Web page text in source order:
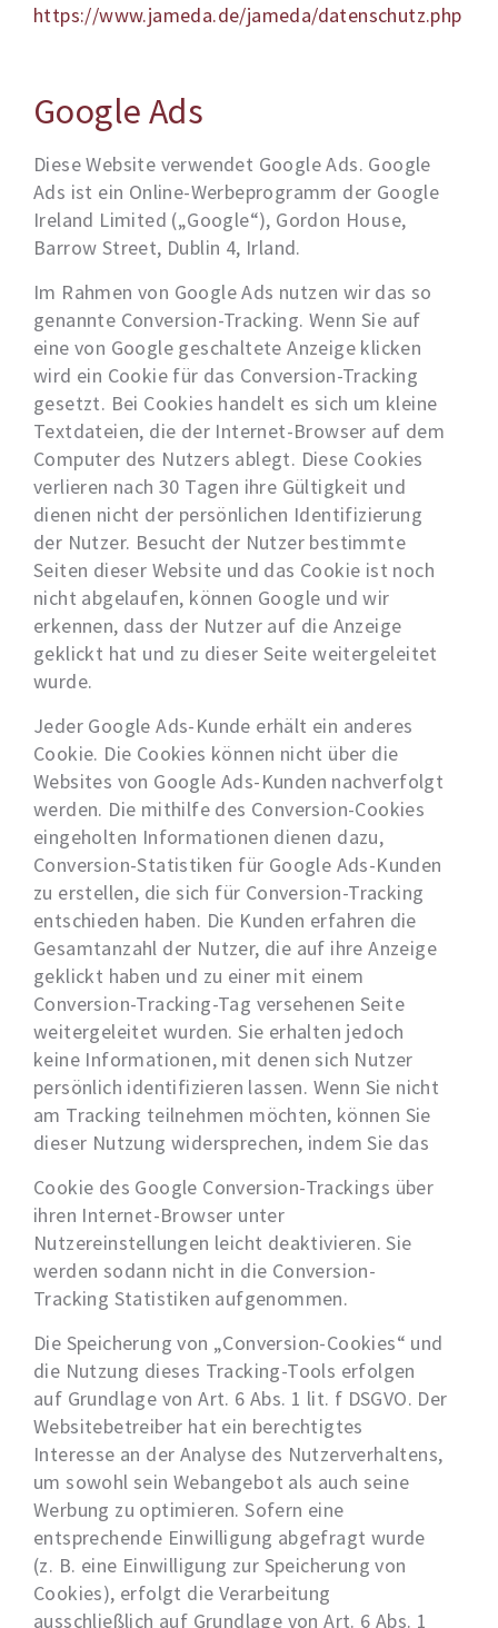
https://www.jameda.de/jameda/datenschutz.php
Google Ads
Diese Website verwendet Google Ads. Google
Ads ist ein Online-Werbeprogramm der Google
Ireland Limited („Google“), Gordon House,
Barrow Street, Dublin 4, Irland.
Im Rahmen von Google Ads nutzen wir das so
genannte Conversion-Tracking. Wenn Sie auf
eine von Google geschaltete Anzeige klicken
wird ein Cookie für das Conversion-Tracking
gesetzt. Bei Cookies handelt es sich um kleine
Textdateien, die der Internet-Browser auf dem
Computer des Nutzers ablegt. Diese Cookies
verlieren nach 30 Tagen ihre Gültigkeit und
dienen nicht der persönlichen Identifizierung
der Nutzer. Besucht der Nutzer bestimmte
Seiten dieser Website und das Cookie ist noch
nicht abgelaufen, können Google und wir
erkennen, dass der Nutzer auf die Anzeige
geklickt hat und zu dieser Seite weitergeleitet
wurde.
Jeder Google Ads-Kunde erhält ein anderes
Cookie. Die Cookies können nicht über die
Websites von Google Ads-Kunden nachverfolgt
werden. Die mithilfe des Conversion-Cookies
eingeholten Informationen dienen dazu,
Conversion-Statistiken für Google Ads-Kunden
zu erstellen, die sich für Conversion-Tracking
entschieden haben. Die Kunden erfahren die
Gesamtanzahl der Nutzer, die auf ihre Anzeige
geklickt haben und zu einer mit einem
Conversion-Tracking-Tag versehenen Seite
weitergeleitet wurden. Sie erhalten jedoch
keine Informationen, mit denen sich Nutzer
persönlich identifizieren lassen. Wenn Sie nicht
am Tracking teilnehmen möchten, können Sie
dieser Nutzung widersprechen, indem Sie das
Cookie des Google Conversion-Trackings über
ihren Internet-Browser unter
Nutzereinstellungen leicht deaktivieren. Sie
werden sodann nicht in die Conversion-
Tracking Statistiken aufgenommen.
Die Speicherung von „Conversion-Cookies“ und
die Nutzung dieses Tracking-Tools erfolgen
auf Grundlage von Art. 6 Abs. 1 lit. f DSGVO. Der
Websitebetreiber hat ein berechtigtes
Interesse an der Analyse des Nutzerverhaltens,
um sowohl sein Webangebot als auch seine
Werbung zu optimieren. Sofern eine
entsprechende Einwilligung abgefragt wurde
(z. B. eine Einwilligung zur Speicherung von
Cookies), erfolgt die Verarbeitung
ausschließlich auf Grundlage von Art. 6 Abs. 1